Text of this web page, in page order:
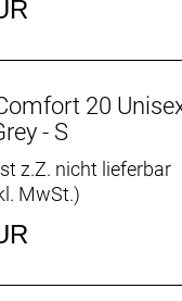
Capilano
Racktime Standit w/
Mooi kickstand
Compactline 35
Juno
160 cm
170 cm
20
- S
z.Z. nicht lieferbar
MwSt.)